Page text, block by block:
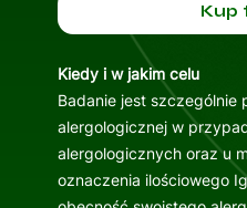
Kup
Kiedy i w jakim celu
Badanie jest
alergologicznej w
alergologicznych oraz u
oznaczenia ilościowego